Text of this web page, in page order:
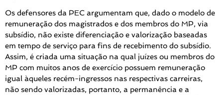
Os defensores da PEC argumentam que, dado o modelo de
remuneração dos magistrados e dos membros do MP, via
subsídio, não existe diferenciação e valorização baseadas
em tempo de serviço para fins de recebimento do subsídio.
Assim, é criada uma situação na qual juízes ou membros do
MP com muitos anos de exercício possuem remuneração
igual àqueles recém-ingressos nas respectivas carreiras,
não sendo valorizadas, portanto, a permanência e a